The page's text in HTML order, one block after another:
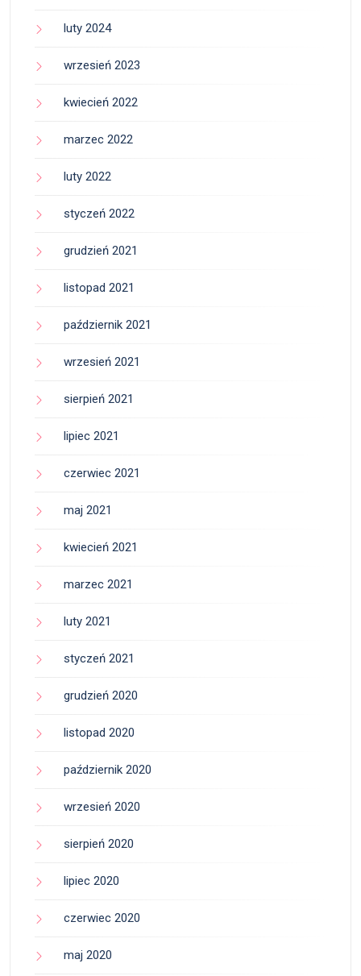
luty 2024
wrzesień 2023
kwiecień 2022
marzec 2022
luty 2022
styczeń 2022
grudzień 2021
listopad 2021
październik 2021
wrzesień 2021
sierpień 2021
lipiec 2021
czerwiec 2021
maj 2021
kwiecień 2021
marzec 2021
luty 2021
styczeń 2021
grudzień 2020
listopad 2020
październik 2020
wrzesień 2020
sierpień 2020
lipiec 2020
czerwiec 2020
maj 2020